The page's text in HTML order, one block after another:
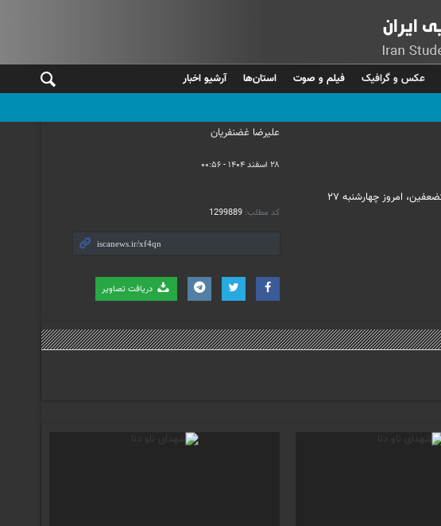
عکس و گرافیک
فیلم و صوت استان‌ها آرشیو اخبار
علیرضا غضنفریان
۲۸ اسفند ۱۴۰۴ - ۰۰:۵۶
کد مطلب: 1299889
دریافت تصاویر
مراسم تشییع پیکر مطهر شهدای ناو «دنا» و شهیدان «علی لاریجانی» دبیر شورای عالی امنیت ملی و «غلامرضا سلیمانی»رئیس سازمان بسیج مستضعفین، امروز چهارشنبه ۲۷